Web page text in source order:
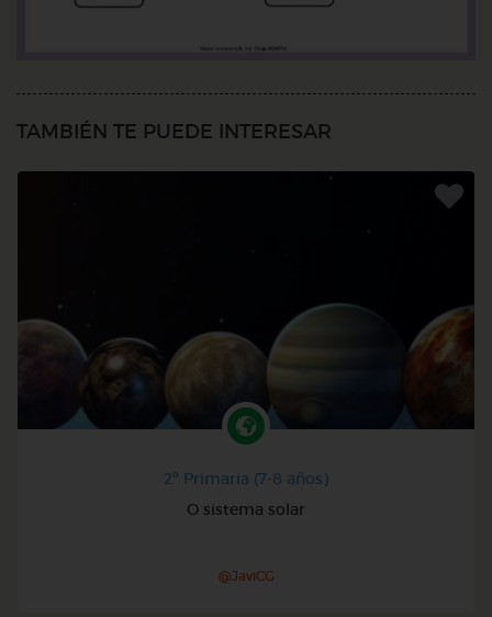
TAMBIÉN TE PUEDE INTERESAR
2º Primaria (7-8 años)
O sistema solar
@JaviCG